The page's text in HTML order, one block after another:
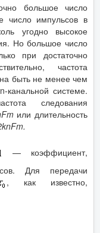
большое число
число импульсов в
угодно высокое
Но большое число
при достаточно
частота
быть не менее чем
канальной системе.
следования
или длительность
knFm.
— коэффициент,
Для передачи
, как известно,